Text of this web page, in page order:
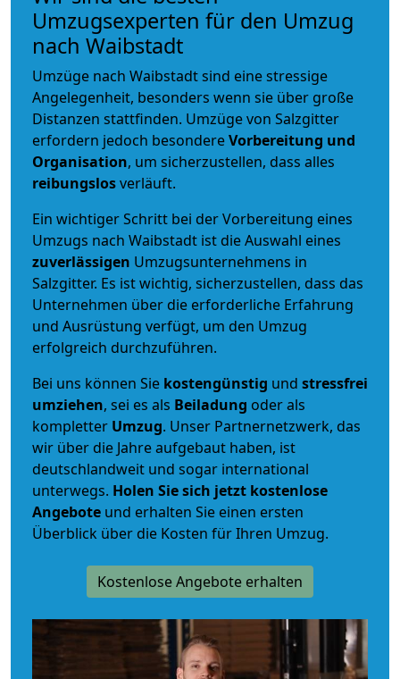
Umzugsexperten für den Umzug
nach Waibstadt
Umzüge nach Waibstadt sind eine stressige
Angelegenheit, besonders wenn sie über große
Distanzen stattfinden. Umzüge von Salzgitter
erfordern jedoch besondereVorbereitung und
Organisation, um sicherzustellen, dass alles
reibungslosverläuft.
Ein wichtiger Schritt bei der Vorbereitung eines
Umzugs nach Waibstadt ist die Auswahl eines
zuverlässigen Umzugsunternehmens in
Salzgitter. Es ist wichtig, sicherzustellen, dass das
Unternehmen über die erforderliche Erfahrung
und Ausrüstung verfügt, um den Umzug
erfolgreich durchzuführen.
Bei uns können Sie kostengünstig und stressfrei
umziehen, sei es als Beiladung oder als
kompletter Umzug. Unser Partnernetzwerk, das
wir über die Jahre aufgebaut haben, ist
deutschlandweit und sogar international
unterwegs. Holen Sie sich jetzt kostenlose
Angebote und erhalten Sie einen ersten
Überblick über die Kosten für Ihren Umzug.
Kostenlose Angebote erhalten